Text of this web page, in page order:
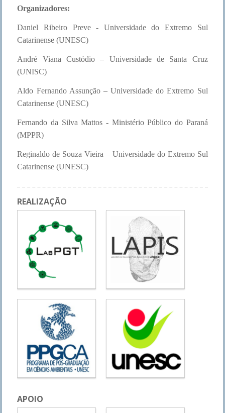
Organizadores:
Daniel Ribeiro Preve - Universidade do Extremo Sul
Catarinense (UNESC)
André Viana Custódio – Universidade de Santa Cruz
(UNISC)
Aldo Fernando Assunção – Universidade do Extremo Sul
Catarinense (UNESC)
Fernando da Silva Mattos - Ministério Público do Paraná
(MPPR)
Reginaldo de Souza Vieira – Universidade do Extremo Sul
Catarinense (UNESC)
REALIZAÇÃO
APOIO